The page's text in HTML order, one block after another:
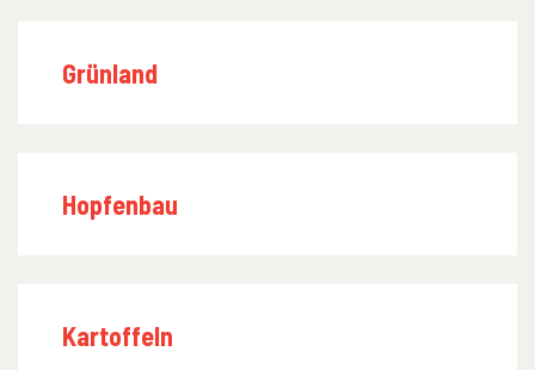
Grünland
Hopfenbau
Kartoffeln